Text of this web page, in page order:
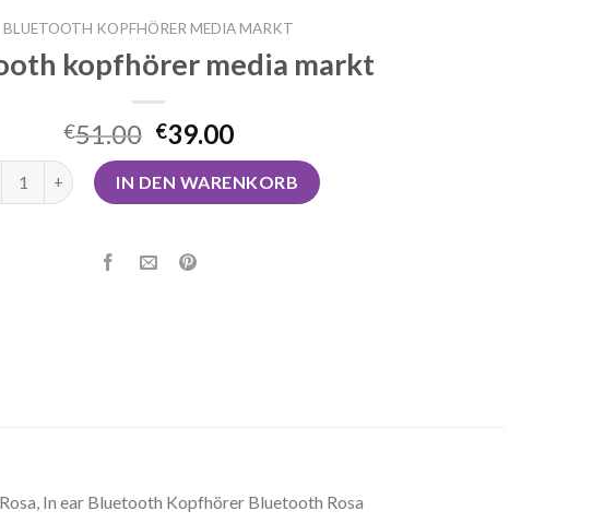
BLUETOOTH KOPFHÖRER MEDIA MARKT
kopfhörer media markt
€51.00 €39.00
kopfhörer media markt Menge
IN DEN WARENKORB
In ear Bluetooth Kopfhörer Bluetooth Rosa